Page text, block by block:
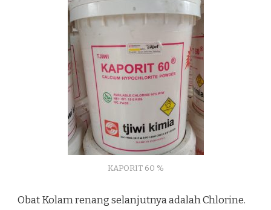
KAPORIT 60 %
Obat Kolam renang selanjutnya adalah Chlorine.